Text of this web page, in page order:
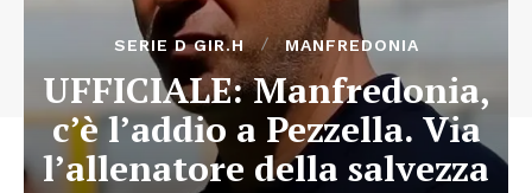
SERIE D GIR.H MANFREDONIA
UFFICIALE: Manfredonia,
c’è l’addio a Pezzella. Via
l’allenatore della salvezza